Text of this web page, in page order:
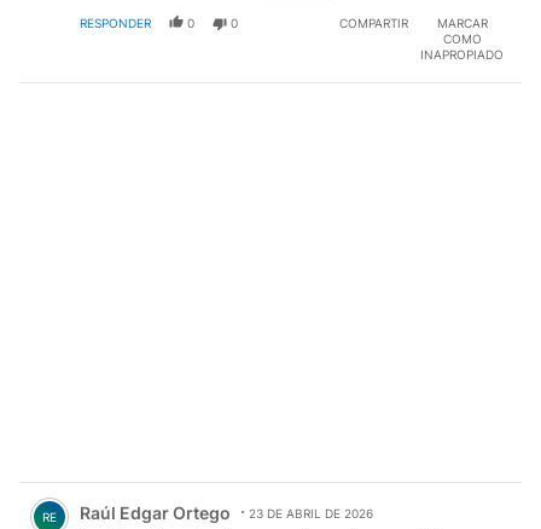
RESPONDER 0 0 COMPARTIR
MARCAR
COMO
INAPROPIADO
Comentario de Raúl Edgar Ortego.
RE Raúl Edgar Ortego 23 DE ABRIL DE 2026